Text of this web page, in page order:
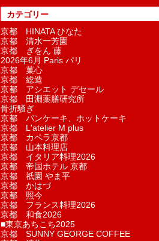
カテゴリー
京都 HINATA ひなた
京都 清水一芳園
京都 ぎをん 藤
2026年6月 Paris パリ
京都 菓​心
京都 総造
京都 アシエット デセール
京都 田淵薬膳研究所
骨折騒ぎ
京都 パンケーキ、ホットケーキ
京都 L'atelier M plus
京都 カペラ京都
京都 山本料理店
京都 イタリア料理2026
京都 帝国ホテル 京都
京都 祇園 やま平
京都 かはづ
京都 照今
京都 フランス料理2026
京都 和食2026
■東京あちこち2025
京都 SUNNY GEORGE COFFEE